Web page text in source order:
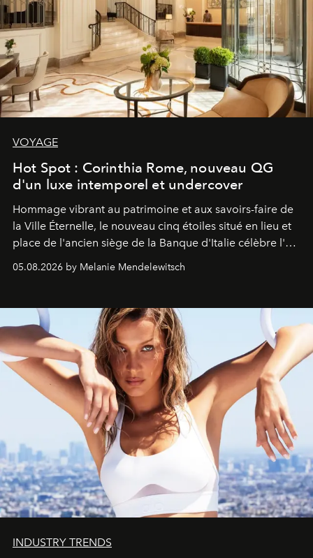
VOYAGE
Hot Spot : Corinthia Rome, nouveau QG
d'un luxe intemporel et undercover
Hommage vibrant au patrimoine et aux savoirs-faire de
la Ville Éternelle, le nouveau cinq étoiles situé en lieu et
place de l'ancien siège de la Banque d'Italie célèbre l'art
de vivre Romain dans toute son élégance intemporelle.
05.08.2026 by Melanie Mendelewitsch
INDUSTRY TRENDS